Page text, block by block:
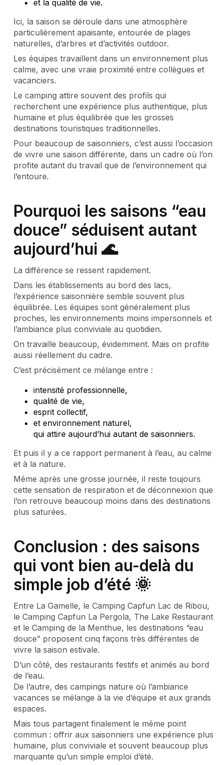
et la qualité de vie.
Ici, la saison se déroule dans une atmosphère
particulièrement apaisante, entourée de plages
naturelles, d’arbres et d’activités outdoor.
Les équipes travaillent dans un environnement plus
calme, avec une vraie proximité entre collègues et
vacanciers.
Le camping attire souvent des profils qui
recherchent une expérience plus authentique, plus
humaine et plus équilibrée que les grosses
destinations touristiques traditionnelles.
Pour beaucoup de saisonniers, c’est aussi l’occasion
de vivre une saison différente, dans un cadre où l’on
profite autant du travail que de l’environnement qui
l’entoure.
Pourquoi les saisons “eau
douce” séduisent autant
aujourd’hui 🌊
La différence se ressent rapidement.
Dans les établissements au bord des lacs,
l’expérience saisonnière semble souvent plus
équilibrée. Les équipes sont généralement plus
proches, les environnements moins impersonnels et
l’ambiance plus conviviale au quotidien.
On travaille beaucoup, évidemment. Mais on profite
aussi réellement du cadre.
C’est précisément ce mélange entre :
intensité professionnelle,
qualité de vie,
esprit collectif,
et environnement naturel,
qui attire aujourd’hui autant de saisonniers.
Et puis il y a ce rapport permanent à l’eau, au calme
et à la nature.
Même après une grosse journée, il reste toujours
cette sensation de respiration et de déconnexion que
l’on retrouve beaucoup moins dans des destinations
plus saturées.
Conclusion : des saisons
qui vont bien au-delà du
simple job d’été 🌞
Entre La Gamelle, le Camping Capfun Lac de Ribou,
le Camping Capfun La Pergola, The Lake Restaurant
et le Camping de la Menthue, les destinations “eau
douce” proposent cinq façons très différentes de
vivre la saison estivale.
D’un côté, des restaurants festifs et animés au bord
de l’eau.
De l’autre, des campings nature où l’ambiance
vacances se mélange à la vie d’équipe et aux grands
espaces.
Mais tous partagent finalement le même point
commun : offrir aux saisonniers une expérience plus
humaine, plus conviviale et souvent beaucoup plus
marquante qu’un simple emploi d’été.